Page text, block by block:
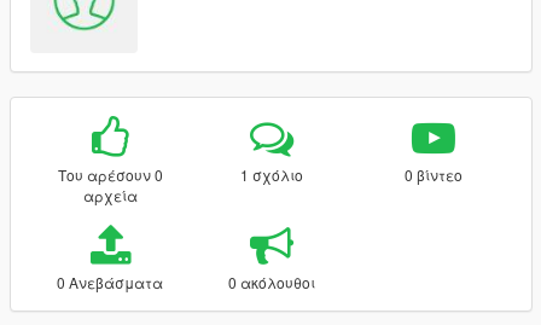
Του αρέσουν 0
αρχεία
1 σχόλιο 0 βίντεο
0 Ανεβάσματα 0 ακόλουθοι